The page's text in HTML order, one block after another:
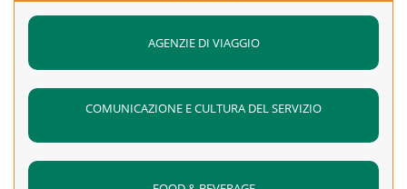
AGENZIE DI VIAGGIO
COMUNICAZIONE E CULTURA DEL SERVIZIO